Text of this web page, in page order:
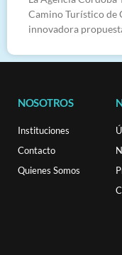
Camino Turístico de
innovadora
NOSOTROS
Instituciones
Contacto
Quienes Somos